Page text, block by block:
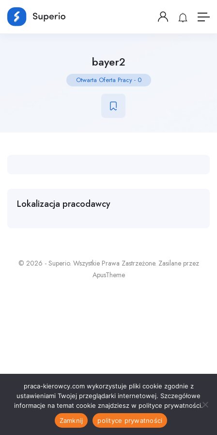
bayer2
Otwarta Oferta Pracy- 0
Lokalizacja pracodawcy
© 2026 - Superio. Wszystkie Prawa Zastrzeżone. Zasilane przez
ApusTheme
praca-kierowcy.com wykorzystuje pliki cookie zgodnie z
ustawieniami Twojej przeglądarki internetowej. Szczegółowe
informacje na temat cookie znajdziesz w polityce prywatności.
Zamknij
polityce prywatności